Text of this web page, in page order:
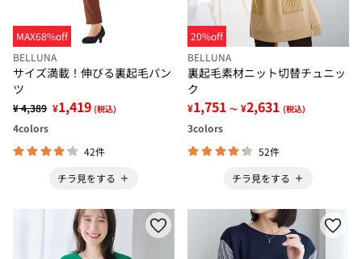
MAX68%off
BELLUNA
サイズ満載！伸びる裏起毛パン
ツ
¥ 4,389 ¥1,419 (税込)
4colors
42件
チラ見をする
20%off
BELLUNA
裏起毛素材ニット切替チュニッ
ク
¥1,751 ～ ¥2,631 (税込)
3colors
52件
チラ見をする